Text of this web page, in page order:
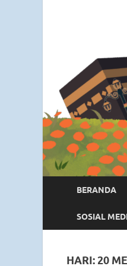
BERANDA
SOSIAL
HARI:20